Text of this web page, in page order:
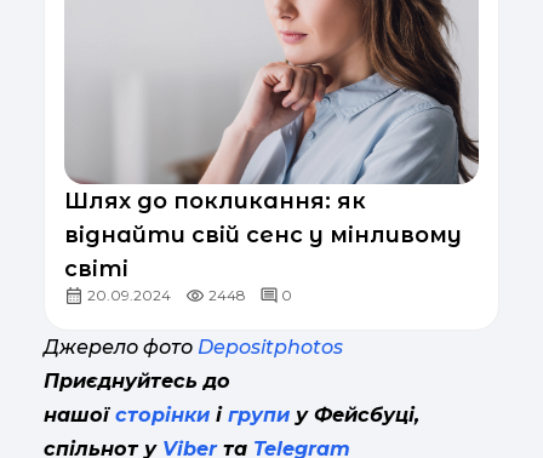
Шлях до покликання: як
віднайти свій сенс у мінливому
світі
20.09.2024 2448 0
Джерело фото Depositphotos
Приєднуйтесь до
нашої сторінки і групи у Фейсбуці,
спільнот у Viberта Telegram